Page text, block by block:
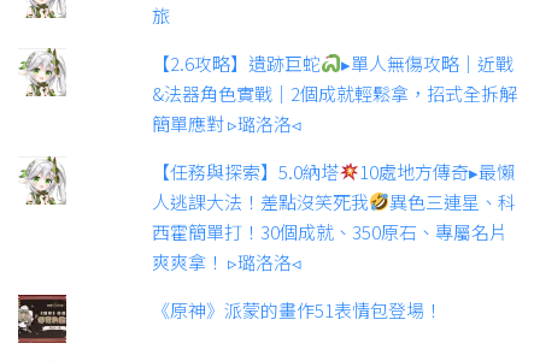
旅
【2.6攻略】遺跡巨蛇
▸單人無傷攻略｜近戰
&法器角色實戰｜2個成就輕鬆拿，招式全拆解
簡單應對 ▹璐洛洛◃
【任務與探索】5.0納塔
10處地方傳奇▸最懶
人逃課大法！差點沒笑死我
異色三連星、科
西霍簡單打！30個成就、350原石、專屬名片
爽爽拿！ ▹璐洛洛◃
《原神》派蒙的畫作51表情包登場！